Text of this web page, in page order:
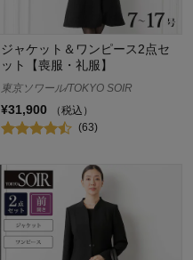
ジャケット＆ワンピース2点セ
ット【喪服・礼服】
東京ソワール/TOKYO SOIR
¥31,900
（税込）
(63)